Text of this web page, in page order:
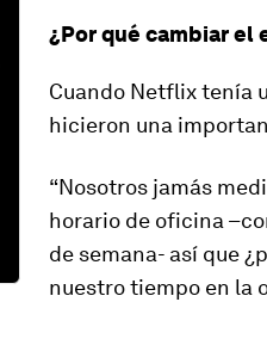
¿Por qué cambiar el
Cuando Netflix tenía
hicieron una
“Nosotros jamás
horario de oficina
de semana- así que
nuestro tiempo en la